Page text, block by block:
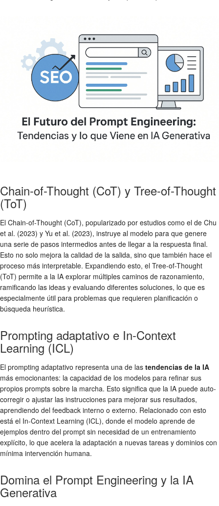
Chain-of-Thought (CoT) y Tree-of-Thought
(ToT)
El Chain-of-Thought (CoT), popularizado por estudios como el de Chu
et al. (2023) y Yu et al. (2023), instruye al modelo para que genere
una serie de pasos intermedios antes de llegar a la respuesta final.
Esto no solo mejora la calidad de la salida, sino que también hace el
proceso más interpretable. Expandiendo esto, el Tree-of-Thought
(ToT) permite a la IA explorar múltiples caminos de razonamiento,
ramificando las ideas y evaluando diferentes soluciones, lo que es
especialmente útil para problemas que requieren planificación o
búsqueda heurística.
Prompting adaptativo e In-Context
Learning (ICL)
El prompting adaptativo representa una de las tendencias de la IA
más emocionantes: la capacidad de los modelos para refinar sus
propios prompts sobre la marcha. Esto significa que la IA puede auto-
corregir o ajustar las instrucciones para mejorar sus resultados,
aprendiendo del feedback interno o externo. Relacionado con esto
está el In-Context Learning (ICL), donde el modelo aprende de
ejemplos dentro del prompt sin necesidad de un entrenamiento
explícito, lo que acelera la adaptación a nuevas tareas y dominios con
mínima intervención humana.
Domina el Prompt Engineering y la IA
Generativa